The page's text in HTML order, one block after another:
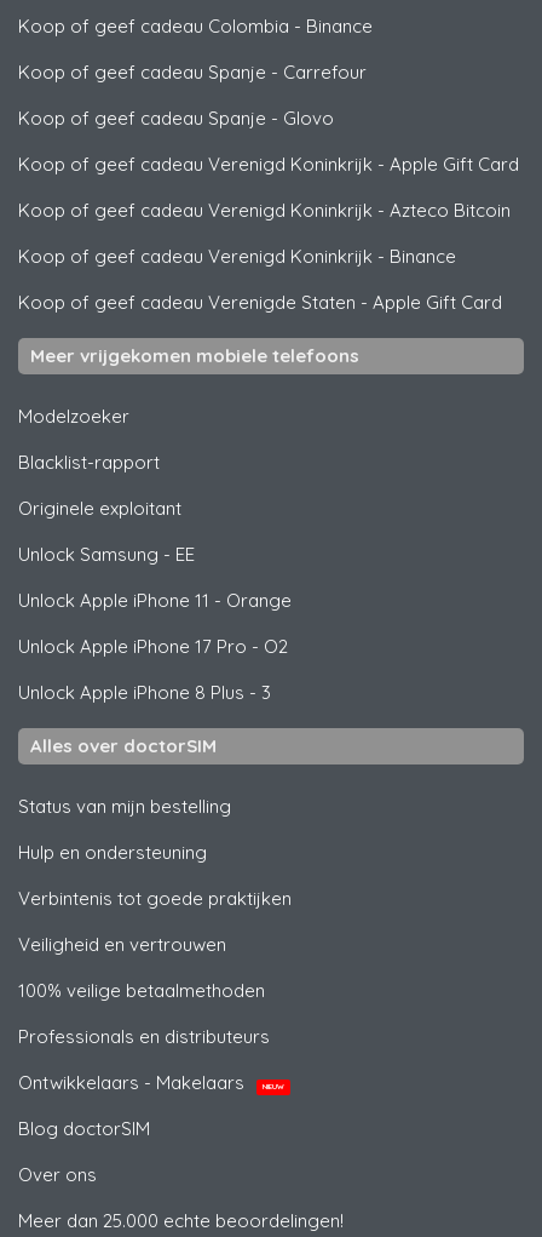
Koop of geef cadeau Colombia - Binance
Koop of geef cadeau Spanje - Carrefour
Koop of geef cadeau Spanje - Glovo
Koop of geef cadeau Verenigd Koninkrijk - Apple Gift Card
Koop of geef cadeau Verenigd Koninkrijk - Azteco Bitcoin
Koop of geef cadeau Verenigd Koninkrijk - Binance
Koop of geef cadeau Verenigde Staten - Apple Gift Card
Meer vrijgekomen mobiele telefoons
Modelzoeker
Blacklist-rapport
Originele exploitant
Unlock Samsung - EE
Unlock Apple iPhone 11 - Orange
Unlock Apple iPhone 17 Pro - O2
Unlock Apple iPhone 8 Plus - 3
Alles over doctorSIM
Status van mijn bestelling
Hulp en ondersteuning
Verbintenis tot goede praktijken
Veiligheid en vertrouwen
100% veilige betaalmethoden
Professionals en distributeurs
Ontwikkelaars - Makelaars
NIEUW
Blog doctorSIM
Over ons
Meer dan 25.000 echte beoordelingen!